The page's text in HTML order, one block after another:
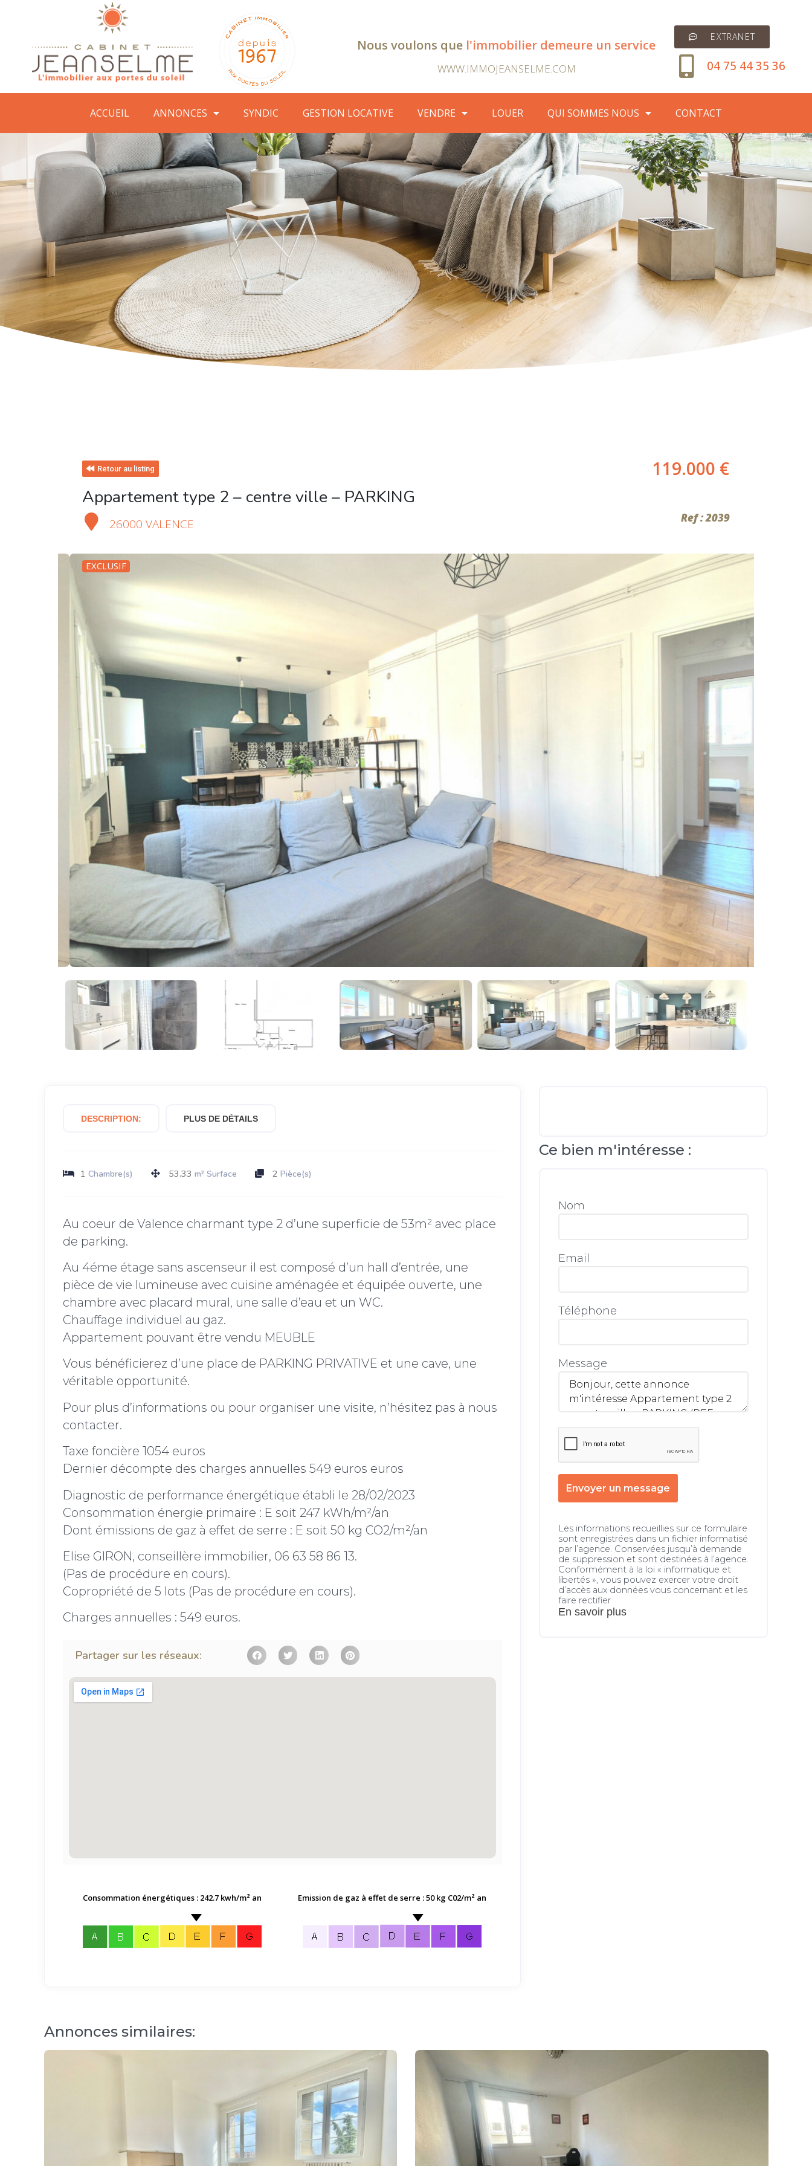
Nous voulons que l'immobilier demeure un service
WWW.IMMOJEANSELME.COM
EXTRANET
04 75 44 35 36
ACCUEIL ANNONCES SYNDIC GESTION LOCATIVE VENDRE LOUER QUI SOMMES NOUS CONTACT
Retour au listing
Appartement type 2 – centre ville – PARKING
119.000 €
26000 VALENCE Ref : 2039
EXCLUSIF
DESCRIPTION: PLUS DE DÉTAILS
1 Chambre(s) 53.33 m² Surface 2 Pièce(s)
Au coeur de Valence charmant type 2 d’une superficie de 53m² avec place
de parking.
Au 4éme étage sans ascenseur il est composé d’un hall d’entrée, une
pièce de vie lumineuse avec cuisine aménagée et équipée ouverte, une
chambre avec placard mural, une salle d’eau et un WC.
Chauffage individuel au gaz.
Appartement pouvant être vendu MEUBLE
Vous bénéficierez d’une place de PARKING PRIVATIVE et une cave, une
véritable opportunité.
Pour plus d’informations ou pour organiser une visite, n’hésitez pas à nous
contacter.
Taxe foncière 1054 euros
Dernier décompte des charges annuelles 549 euros euros
Diagnostic de performance énergétique établi le 28/02/2023
Consommation énergie primaire : E soit 247 kWh/m²/an
Dont émissions de gaz à effet de serre : E soit 50 kg CO2/m²/an
Elise GIRON, conseillère immobilier, 06 63 58 86 13.
(Pas de procédure en cours).
Copropriété de 5 lots (Pas de procédure en cours).
Charges annuelles : 549 euros.
Partager sur les réseaux:
Consommation énergétiques : 242.7 kwh/m² an Emission de gaz à effet de serre : 50 kg C02/m² an
Ce bien m'intéresse :
Nom
Email
Téléphone
Message
Envoyer un message
Les informations recueillies sur ce formulaire
sont enregistrées dans un fichier informatisé
par l’agence. Conservées jusqu’à demande
de suppression et sont destinées à l’agence.
Conformément à la loi « informatique et
libertés », vous pouvez exercer votre droit
d’accès aux données vous concernant et les
faire rectifier
En savoir plus
Annonces similaires: